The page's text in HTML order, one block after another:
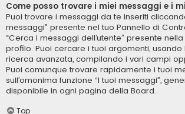
Come posso trovare i miei messaggi e i
Puoi trovare i messaggi da te inseriti
messaggi” presente nel tuo Pannello di
“Cerca i messaggi dell’utente” presente
profilo. Puoi cercare i tuoi argomenti,
ricerca avanzata, compilando i vari campi
Puoi comunque trovare rapidamente i tuoi
sull’omonima funzione “I tuoi messaggi”,
disponibile in ogni pagina della Board.
Top